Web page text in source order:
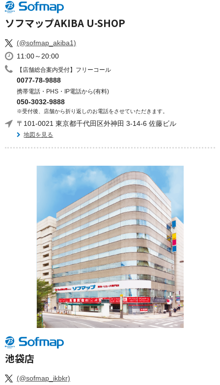
ソフマップAKIBA U-SHOP
(@sofmap_akiba1)
11:00～20:00
【店舗総合案内受付】フリーコール
0077-78-9888
携帯電話・PHS・IP電話から(有料)
050-3032-9888
※受付後、店舗から折り返しのお電話をさせていただきます。
〒101-0021 東京都千代田区外神田 3-14-6 佐藤ビル
地図を見る
池袋店
(@sofmap_ikbkr)